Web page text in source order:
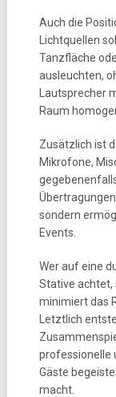
Auch die
Lichtquellen
Tanzfläche
ausleuchten,
Lautsprecher
Raum
Zusätzlich ist
Mikrofone,
sondern
Events.
Wer auf eine
Stative achtet,
minimiert das
Letztlich
professionelle
Gäste
macht.